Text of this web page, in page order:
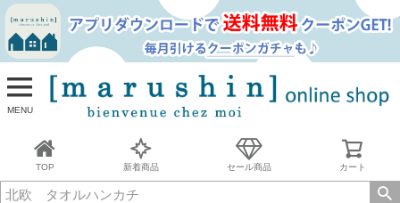
MENU
TOP 新着商品 セール商品 カート
並び順
新着順
古い順
価格が安い順
価格が高い順
キーワードヒット順